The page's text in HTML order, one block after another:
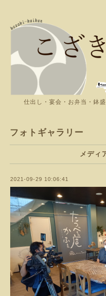
仕出し・宴会・お弁当・鉢
フォトギャラリー
メディ
2021-09-29 10:06:41